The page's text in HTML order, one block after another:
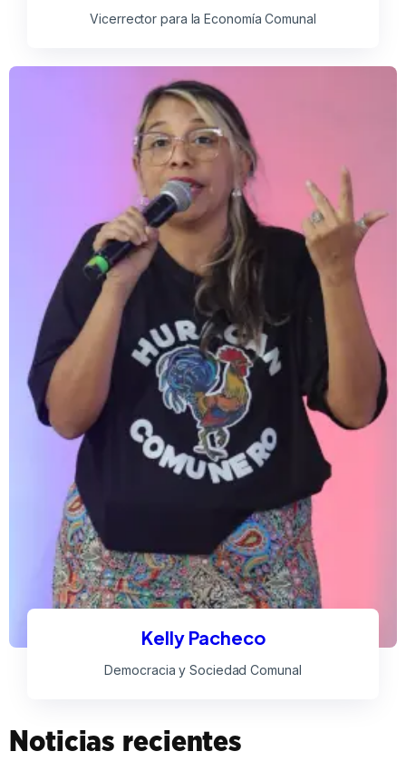
Vicerrector para la Economía Comunal
Kelly Pacheco
Democracia y Sociedad Comunal
Noticias recientes